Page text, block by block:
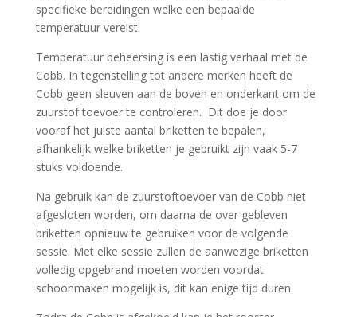
specifieke bereidingen welke een bepaalde
temperatuur vereist.
Temperatuur beheersing is een lastig verhaal met de
Cobb. In tegenstelling tot andere merken heeft de
Cobb geen sleuven aan de boven en onderkant om de
zuurstof toevoer te controleren. Dit doe je door
vooraf het juiste aantal briketten te bepalen,
afhankelijk welke briketten je gebruikt zijn vaak 5-7
stuks voldoende.
Na gebruik kan de zuurstoftoevoer van de Cobb niet
afgesloten worden, om daarna de over gebleven
briketten opnieuw te gebruiken voor de volgende
sessie. Met elke sessie zullen de aanwezige briketten
volledig opgebrand moeten worden voordat
schoonmaken mogelijk is, dit kan enige tijd duren.